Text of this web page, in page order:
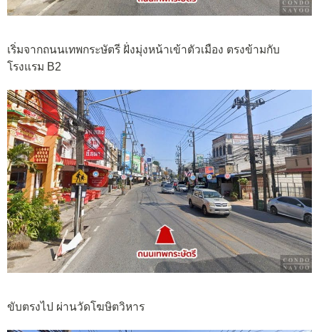
เริ่มจากถนนเทพกระษัตรี ฝั่งมุ่งหน้าเข้าตัวเมือง ตรงข้ามกับ
โรงแรม B2
ขับตรงไป ผ่านวัดโฆษิตวิหาร